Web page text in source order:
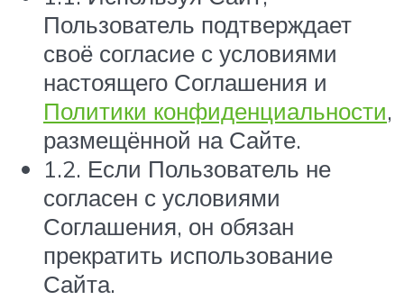
Пользователь подтверждает
своё согласие с условиями
настоящего Соглашения и
Политики конфиденциальности,
размещённой на Сайте.
1.2. Если Пользователь не
согласен с условиями
Соглашения, он обязан
прекратить использование
Сайта.